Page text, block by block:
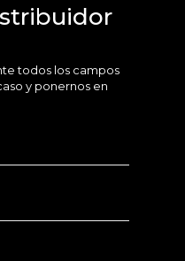
todos los campos
y ponernos en